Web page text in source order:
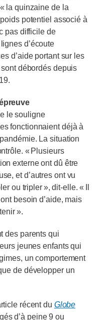
la quinzaine de la
potentiel associé à
pas difficile de
d’écoute
d’aide portant sur les
débordés depuis
le souligne
fonctionnaient déjà à
La situation
« Plusieurs
externe ont dû être
et d’autres ont vu
ou tripler », dit-elle. « Il
besoin d’aide, mais
».
des parents qui
jeunes enfants qui
un comportement
de développer un
récent du Globe
d’à peine 9 ou